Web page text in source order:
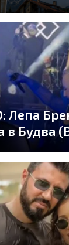
Лепа
в Будва